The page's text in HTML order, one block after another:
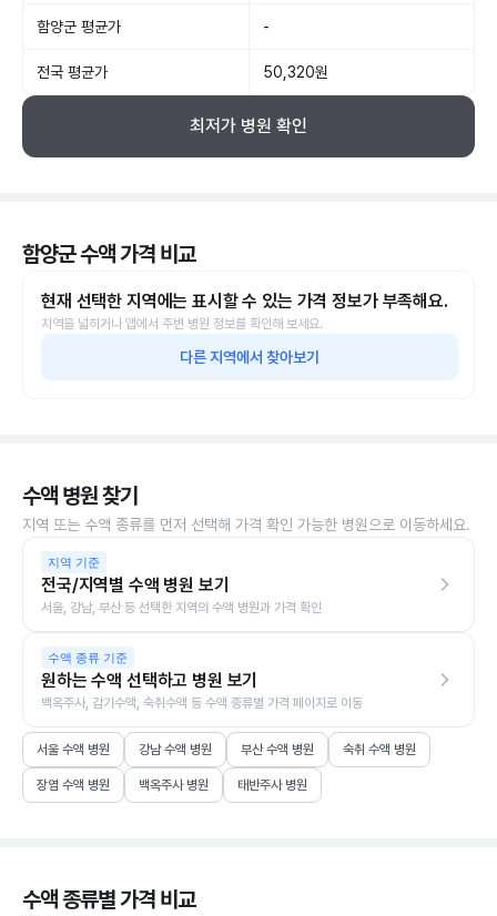
함양군 평균가 -
전국 평균가 50,320원
최저가 병원 확인
함양군 수액 가격 비교
현재 선택한 지역에는 표시할 수 있는 가격 정보가 부족해요.
지역을 넓히거나 앱에서 주변 병원 정보를 확인해 보세요.
다른 지역에서 찾아보기
수액 병원 찾기
지역 또는 수액 종류를 먼저 선택해 가격 확인 가능한 병원으로 이동하세요.
지역 기준
전국/지역별 수액 병원 보기
서울, 강남, 부산 등 선택한 지역의 수액 병원과 가격 확인
수액 종류 기준
원하는 수액 선택하고 병원 보기
백옥주사, 감기수액, 숙취수액 등 수액 종류별 가격 페이지로 이동
서울 수액 병원 강남 수액 병원 부산 수액 병원 숙취 수액 병원
장염 수액 병원 백옥주사 병원 태반주사 병원
수액 종류별 가격 비교